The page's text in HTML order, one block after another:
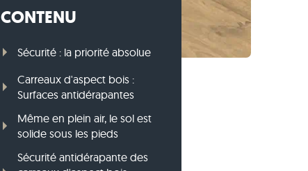
Bordures en gneiss
CONTENU
Sécurité : la priorité absolue
Carreaux d'aspect bois :
Surfaces antidérapantes
Même en plein air, le sol est
solide sous les pieds
Sécurité antidérapante des